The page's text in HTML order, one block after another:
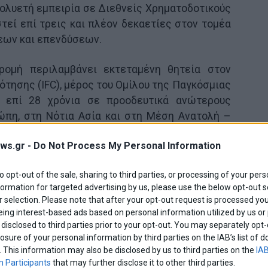
- Do Not Process My Personal Information
opt-out of the sale, sharing to third parties, or processing of your
for targeted advertising by us, please use the below opt-out
selection. Please note that after your opt-out request is processed
interest-based ads based on personal information utilized by us or
to third parties prior to your opt-out. You may separately
of your personal information by third parties on the IAB’s list of
This information may also be disclosed by us to third parties on the
Participants that may further disclose it to other third parties.
εμπειρία σε Διεθνείς Χρηματοδοτικούς
επί τρεις και πλέον δεκαετίες στον τομέα
και επενδύσεων.
περιλαμβάνει εκτεταμένη θητεία στον
(IFC), μέρος του Ομίλου της Παγκόσμιας
επί 28 χρόνια σε προοδευτικά ανώτερους
στη Νότια Ασία και στη Μέση Ανατολή –
μέχρι τη θέση του Αντιπροέδρου του
Senior Advisor for Emerging Markets στην
θέσεις στο διοικητικό συμβούλιο
Development Finance Company (IDFC)
of Ceylon (CBC) στη Σρι Λάνκα. Τον Ιούλιο
Μη Εκτελεστικό Μέλος του Διοικητικού
and Holdings και της Alpha Bank, ενώ από τον
της Επιτροπής Διαχείρισης Κινδύνων.
Πρόεδρος της Επιτροπής Αποδοχών.